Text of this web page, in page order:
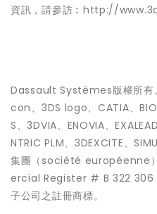
資訊，請參訪︰http://
Dassault Systèmes版權所有
con、3DS logo、CATIA、
S、3DVIA、ENOVIA、
NTRIC PLM、3DEXCITE、
集團（société européenne
ercial Register # B 322 306
子公司之註冊商標。